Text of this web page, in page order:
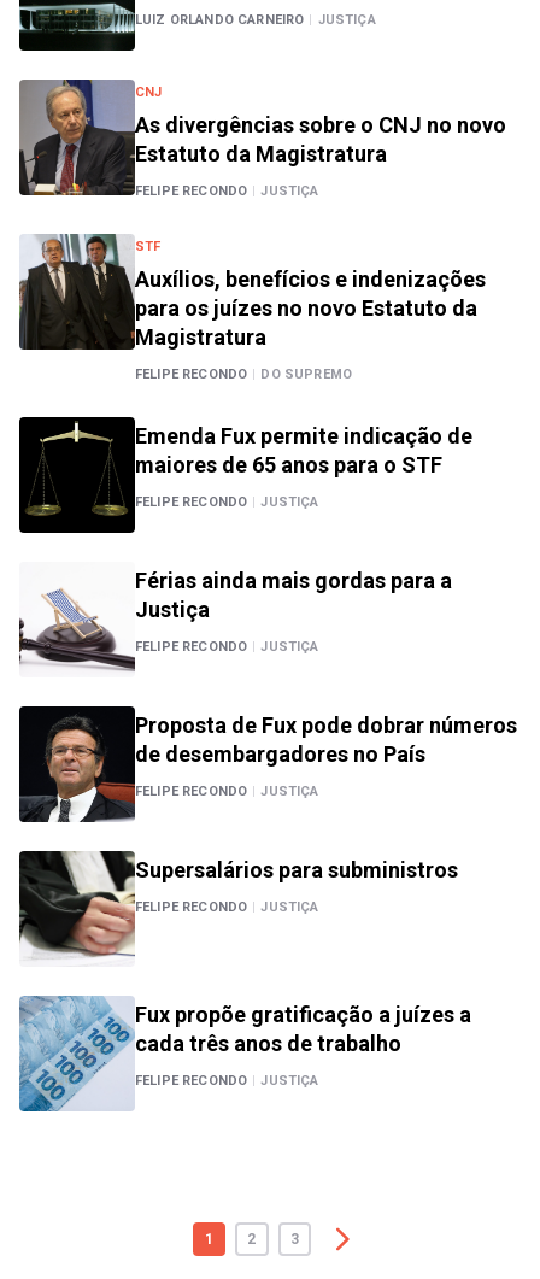
LUIZ ORLANDO CARNEIRO | JUSTIÇA
CNJ
As divergências sobre o CNJ no novo
Estatuto da Magistratura
FELIPE RECONDO | JUSTIÇA
STF
Auxílios, benefícios e indenizações
para os juízes no novo Estatuto da
Magistratura
FELIPE RECONDO | DO SUPREMO
Emenda Fux permite indicação de
maiores de 65 anos para o STF
FELIPE RECONDO | JUSTIÇA
Férias ainda mais gordas para a
Justiça
FELIPE RECONDO | JUSTIÇA
Proposta de Fux pode dobrar números
de desembargadores no País
FELIPE RECONDO | JUSTIÇA
Supersalários para subministros
FELIPE RECONDO | JUSTIÇA
Fux propõe gratificação a juízes a
cada três anos de trabalho
FELIPE RECONDO | JUSTIÇA
1 2 3